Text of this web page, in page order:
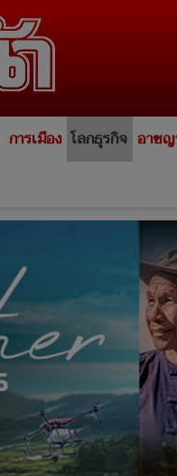
การเมือง โลกธุรกิจ อาชญ